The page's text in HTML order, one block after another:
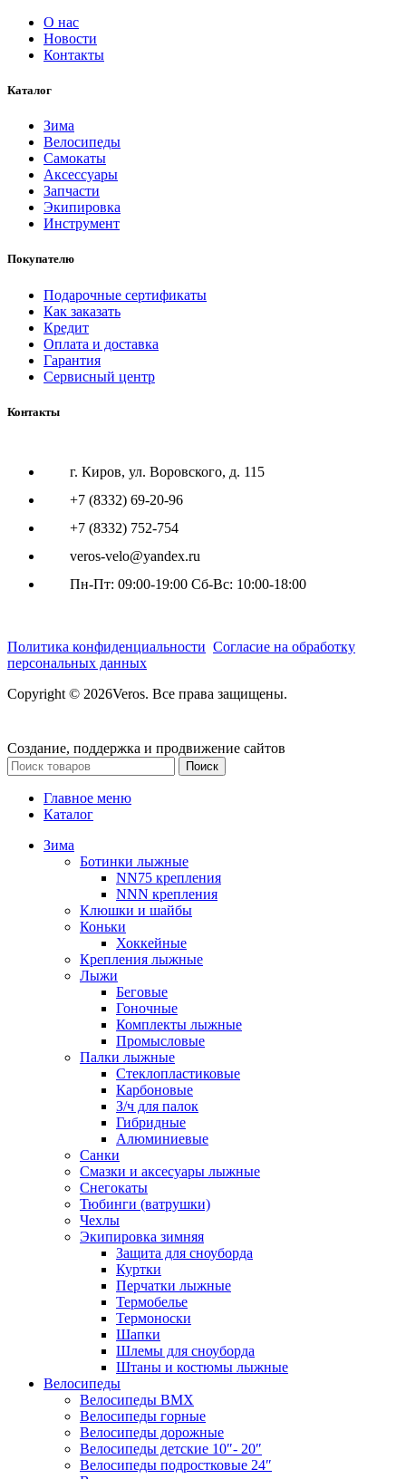
О нас
Новости
Контакты
Каталог
Зима
Велосипеды
Самокаты
Аксессуары
Запчасти
Экипировка
Инструмент
Покупателю
Подарочные сертификаты
Как заказать
Кредит
Оплата и доставка
Гарантия
Сервисный центр
Контакты
г. Киров, ул. Воровского, д. 115
+7 (8332) 69-20-96
+7 (8332) 752-754
veros-velo@yandex.ru
Пн-Пт: 09:00-19:00 Сб-Вс: 10:00-18:00
Политика конфиденциальности Согласие на обработку
персональных данных
Copyright © 2026Veros. Все права защищены.
Создание, поддержка и продвижение сайтов
Поиск
Главное меню
Каталог
Зима
Ботинки лыжные
NN75 крепления
NNN крепления
Клюшки и шайбы
Коньки
Хоккейные
Крепления лыжные
Лыжи
Беговые
Гоночные
Комплекты лыжные
Промысловые
Палки лыжные
Стеклопластиковые
Карбоновые
З/ч для палок
Гибридные
Алюминиевые
Санки
Смазки и аксесуары лыжные
Снегокаты
Тюбинги (ватрушки)
Чехлы
Экипировка зимняя
Защита для сноуборда
Куртки
Перчатки лыжные
Термобелье
Термоноски
Шапки
Шлемы для сноуборда
Штаны и костюмы лыжные
Велосипеды
Велосипеды BMX
Велосипеды горные
Велосипеды дорожные
Велосипеды детские 10″- 20″
Велосипеды подростковые 24″